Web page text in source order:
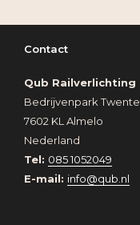
Contact
Qub Railverlichting
Bedrijvenpark Twente
7602 KL Almelo
Nederland
Tel: 085 1052049
E-mail: info@qub.nl